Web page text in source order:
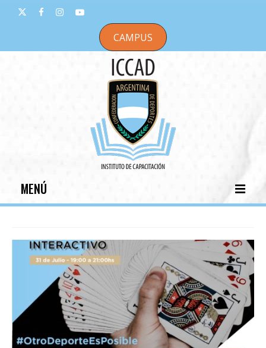
CAMPUS
MENÚ
INSTITUCIONAL
CAPACITACIONES
NOTICIAS
CONTACTO